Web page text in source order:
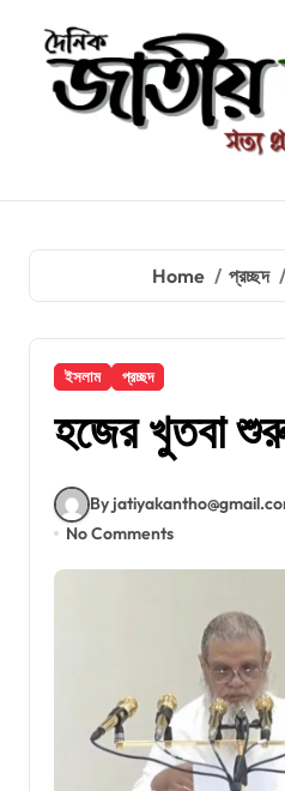
content
Home প্রচ্ছদ
ইসলাম প্রচ্ছদ
হজের খুতবা
By
No Comments